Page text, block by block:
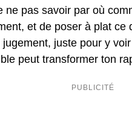
ne pas savoir par où
et de poser à plat ce
juste pour y
peut transformer ton